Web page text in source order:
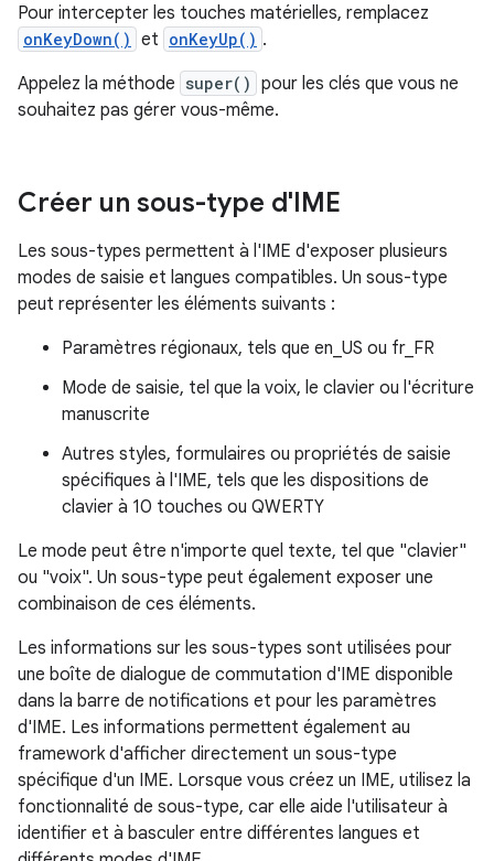
Pour intercepter les touches matérielles, remplacez
onKeyDown() et onKeyUp() .
Appelez la méthode super() pour les clés que vous ne
souhaitez pas gérer vous-même.
Créer un sous-type d'IME
Les sous-types permettent à l'IME d'exposer plusieurs
modes de saisie et langues compatibles. Un sous-type
peut représenter les éléments suivants :
Paramètres régionaux, tels que en_US ou fr_FR
Mode de saisie, tel que la voix, le clavier ou l'écriture
manuscrite
Autres styles, formulaires ou propriétés de saisie
spécifiques à l'IME, tels que les dispositions de
clavier à 10 touches ou QWERTY
Le mode peut être n'importe quel texte, tel que "clavier"
ou "voix". Un sous-type peut également exposer une
combinaison de ces éléments.
Les informations sur les sous-types sont utilisées pour
une boîte de dialogue de commutation d'IME disponible
dans la barre de notifications et pour les paramètres
d'IME. Les informations permettent également au
framework d'afficher directement un sous-type
spécifique d'un IME. Lorsque vous créez un IME, utilisez la
fonctionnalité de sous-type, car elle aide l'utilisateur à
identifier et à basculer entre différentes langues et